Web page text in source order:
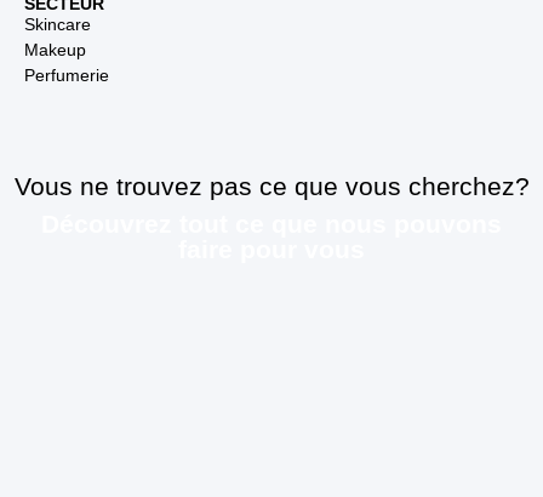
Skincare
Makeup
Perfumerie
Vous ne trouvez pas ce que vous cherchez?